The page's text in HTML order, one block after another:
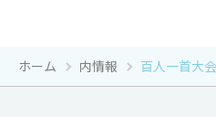
ホーム 内情報 百人一首大